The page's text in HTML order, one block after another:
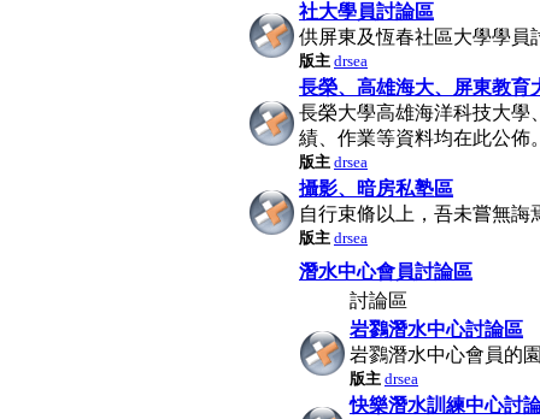
社大學員討論區
供屏東及恆春社區大學學員
版主 drsea
長榮、高雄海大、屏東教育
長榮大學高雄海洋科技大學
績、作業等資料均在此公佈
版主 drsea
攝影、暗房私塾區
自行束脩以上，吾未嘗無誨
版主 drsea
潛水中心會員討論區
討論區
岩鷚潛水中心討論區
岩鷚潛水中心會員的
版主 drsea
快樂潛水訓練中心討